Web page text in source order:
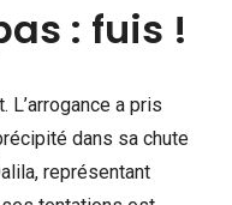
: fuis !
L’arrogance a pris
dans sa chute
représentant